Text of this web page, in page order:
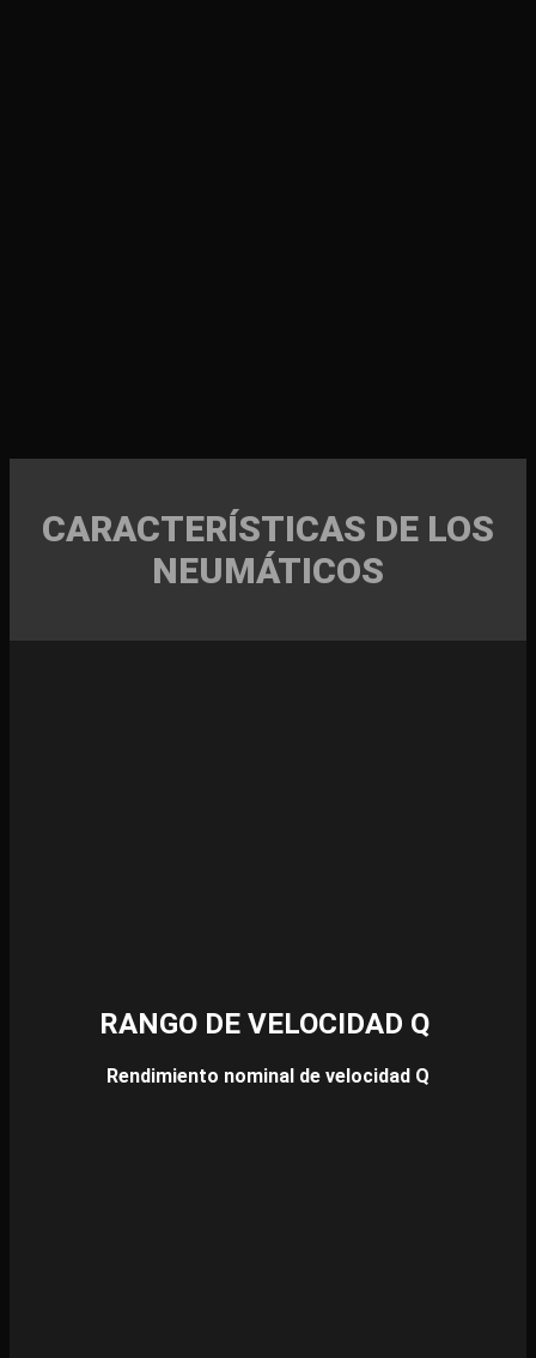
CARACTERÍSTICAS DE LOS
NEUMÁTICOS
RANGO DE VELOCIDAD Q
Rendimiento nominal de velocidad Q